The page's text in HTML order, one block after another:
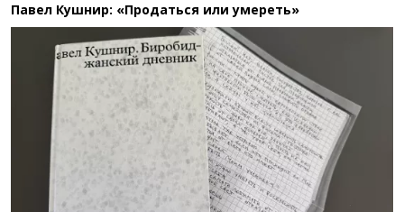
Павел Кушнир: «Продаться или умереть»